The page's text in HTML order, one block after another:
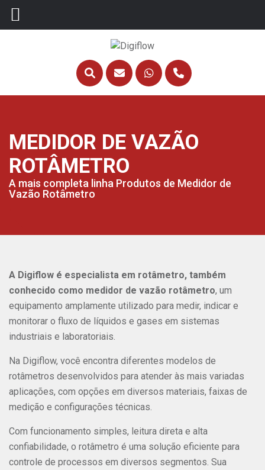
MEDIDOR DE VAZÃO
ROTÂMETRO
A mais completa linha Produtos de Medidor de
Vazão Rotâmetro
A Digiflow é especialista em rotâmetro, também
conhecido como medidor de vazão rotâmetro, um
equipamento amplamente utilizado para medir, indicar e
monitorar o fluxo de líquidos e gases em sistemas
industriais e laboratoriais.
Na Digiflow, você encontra diferentes modelos de
rotâmetros desenvolvidos para atender às mais variadas
aplicações, com opções em diversos materiais, faixas de
medição e configurações técnicas.
Com funcionamento simples, leitura direta e alta
confiabilidade, o rotâmetro é uma solução eficiente para
controle de processos em diversos segmentos. Sua